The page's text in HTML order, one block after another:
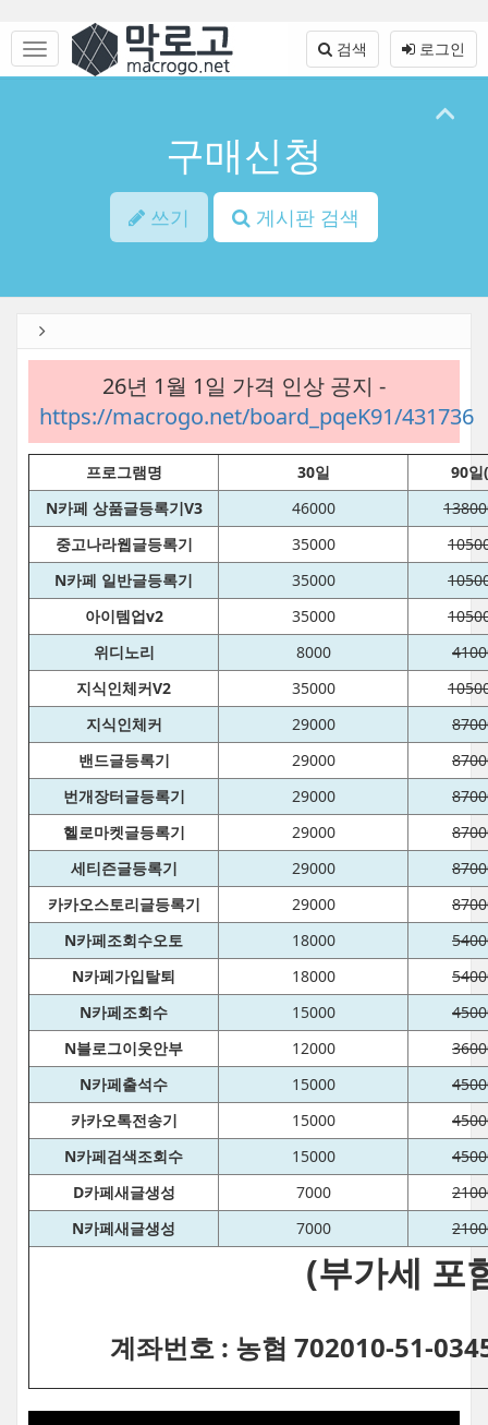
문
로
메
토
로그인
검색
구매신청
쓰기 게시판 검색
26년 1월 1일 가격 인상 공지 -
https://macrogo.net/board_pqeK91/431736
프로그램명 30일
90일
N카페 상품글등록기V3
46000
중고나라웹글등록기
35000
N카페 일반글등록기
35000
아이템업v2
35000
위디노리
8000
지식인체커V2
35000
지식인체커
29000
밴드글등록기
29000
번개장터글등록기
29000
헬로마켓글등록기
29000
세티즌글등록기
29000
카카오스토리글등록기
29000
N카페조회수오토
18000
N카페가입탈퇴
18000
N카페조회수
15000
N블로그이웃안부
12000
N카페출석수
15000
카카오톡전송기
15000
N카페검색조회수
15000
D카페새글생성
7000
N카페새글생성
7000
(부가세 포
계좌번호 : 농협 702010-51-